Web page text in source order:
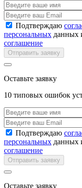
Подтверждаю
персональных данных
соглашение
Отправить заявку
Оставьте заявку
10 типовых ошибок
Подтверждаю
персональных данных
соглашение
Отправить заявку
Оставьте заявку